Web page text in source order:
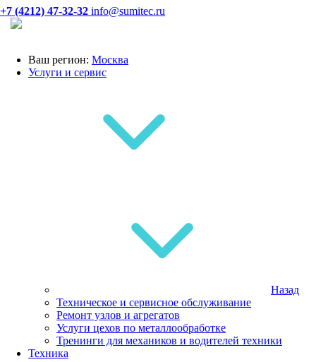
+7 (4212) 47-32-32 info@sumitec.ru
Ваш регион: Москва
Услуги и сервис
Назад
Техническое и сервисное обслуживание
Ремонт узлов и агрегатов
Услуги цехов по металлообработке
Тренинги для механиков и водителей техники
Техника